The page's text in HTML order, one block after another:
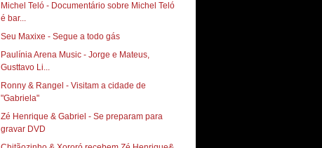
Michel Teló - Documentário sobre Michel Teló
é bar...
Seu Maxixe - Segue a todo gás
Paulínia Arena Music - Jorge e Mateus,
Gusttavo Li...
Ronny & Rangel - Visitam a cidade de
"Gabriela"‏
Zé Henrique & Gabriel - Se preparam para
gravar DVD